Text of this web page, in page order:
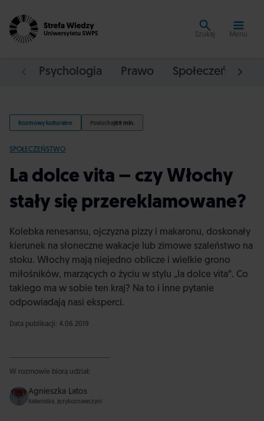
Szukaj Menu
Psychologia Prawo Społeczeństwo
Rozmowy kulturalne Posłuchaj69 min.
SPOŁECZEŃSTWO
La dolce vita – czy Włochy
stały się przereklamowane?
Kolebka renesansu, ojczyzna pizzy i makaronu, doskonały
kierunek na słoneczne wakacje lub zimowe szaleństwo na
stoku. Włochy mają niejedno oblicze i wielkie grono
miłośników, marzących o życiu w stylu „la dolce vita”. Co
takiego ma w sobie ten kraj? Na to i inne pytanie
odpowiadają nasi eksperci.
Data publikacji: 4.06.2019
W rozmowie biorą udział:
Agnieszka Latos
italianistka, językoznawczyni